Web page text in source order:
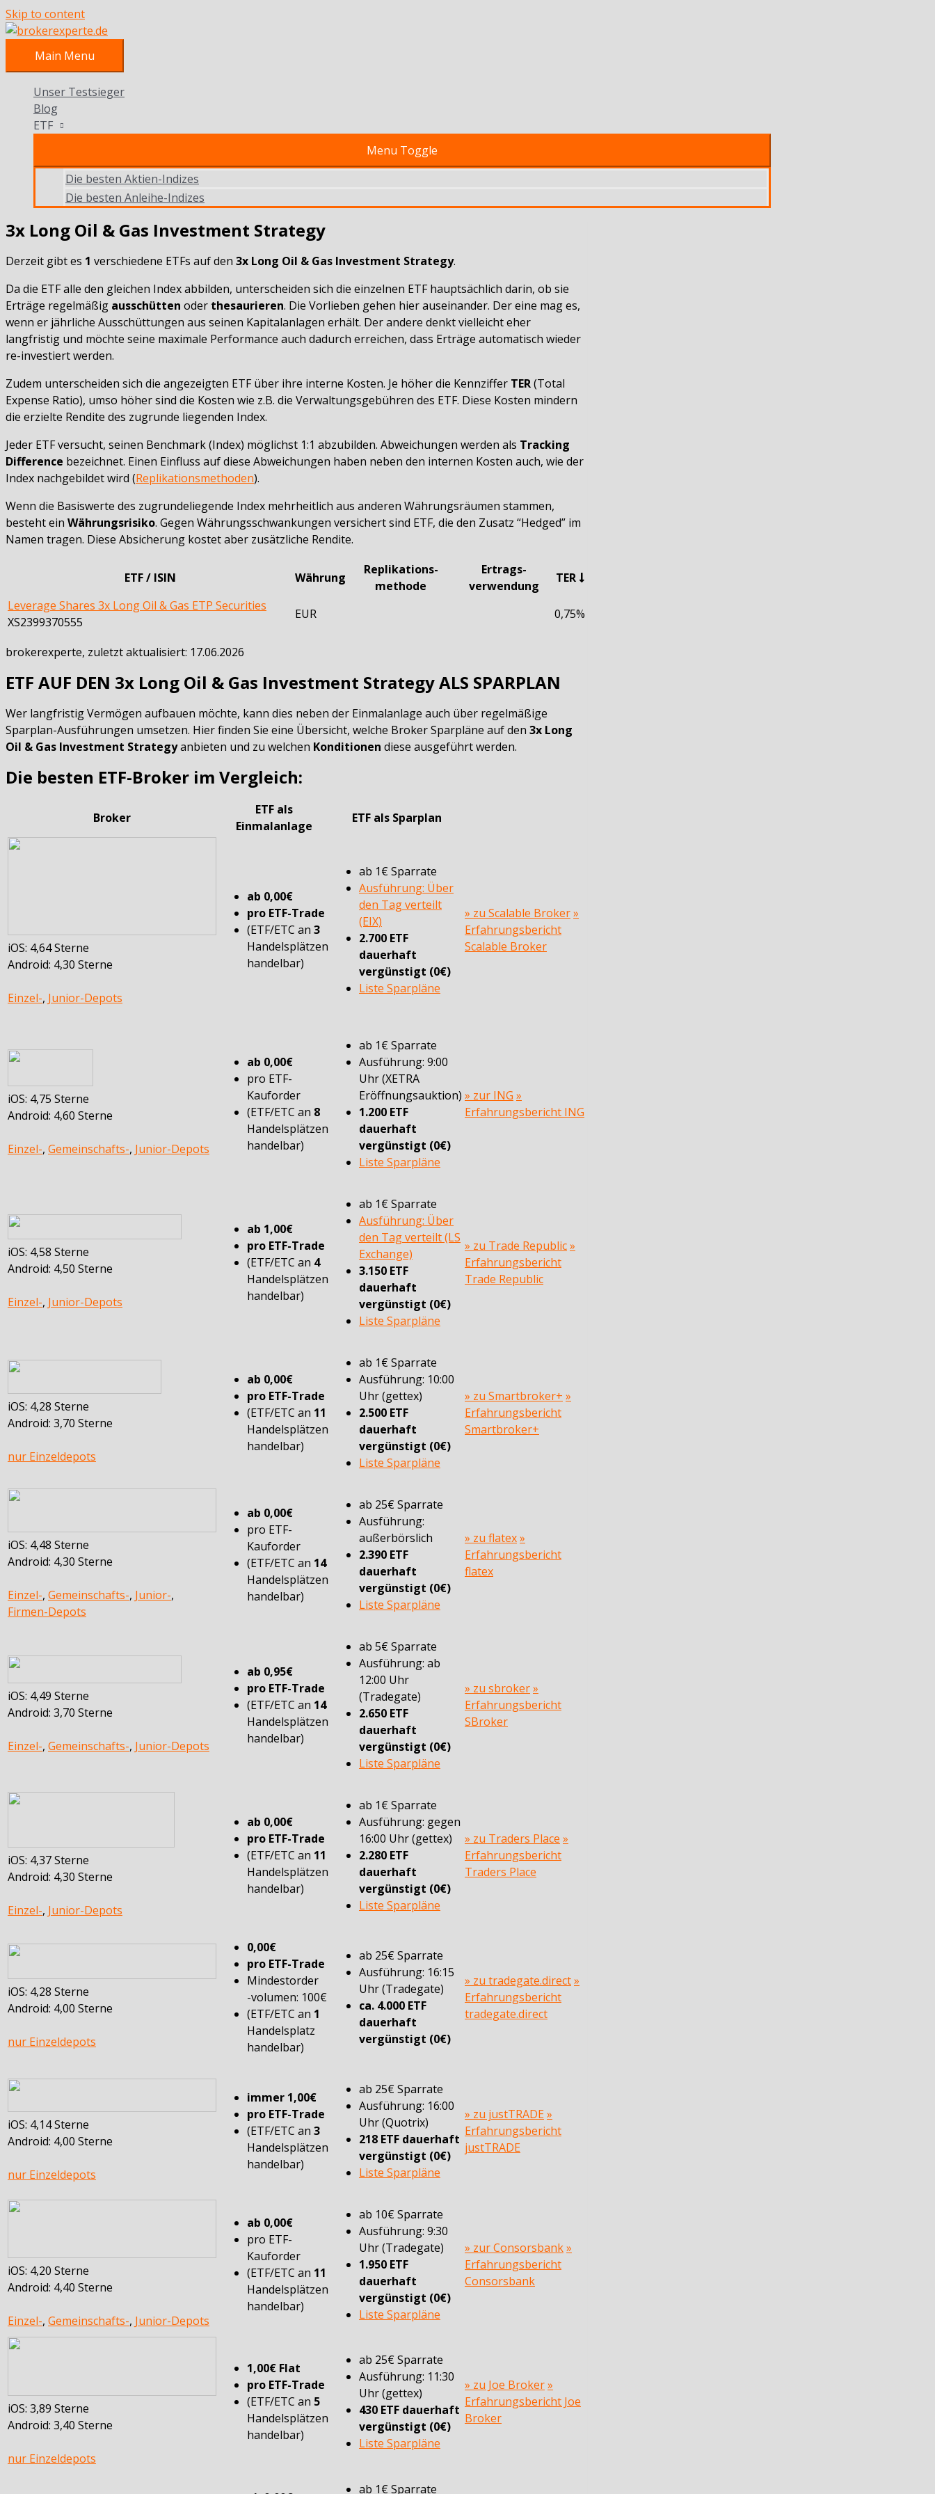
Skip to content
Main Menu
Unser Testsieger
Blog
ETF
Menu Toggle
Die besten Aktien-Indizes
Die besten Anleihe-Indizes
3x Long Oil & Gas Investment Strategy
Derzeit gibt es 1 verschiedene ETFs auf den 3x Long Oil & Gas Investment Strategy.
Da die ETF alle den gleichen Index abbilden, unterscheiden sich die einzelnen ETF hauptsächlich darin, ob sie
Erträge regelmäßig ausschütten oder thesaurieren. Die Vorlieben gehen hier auseinander. Der eine mag es,
wenn er jährliche Ausschüttungen aus seinen Kapitalanlagen erhält. Der andere denkt vielleicht eher
langfristig und möchte seine maximale Performance auch dadurch erreichen, dass Erträge automatisch wieder
re-investiert werden.
Zudem unterscheiden sich die angezeigten ETF über ihre interne Kosten. Je höher die Kennziffer TER(Total
Expense Ratio), umso höher sind die Kosten wie z.B. die Verwaltungsgebühren des ETF. Diese Kosten mindern
die erzielte Rendite des zugrunde liegenden Index.
Jeder ETF versucht, seinen Benchmark (Index) möglichst 1:1 abzubilden. Abweichungen werden als Tracking
Difference bezeichnet. Einen Einfluss auf diese Abweichungen haben neben den internen Kosten auch, wie der
Index nachgebildet wird (Replikationsmethoden).
Wenn die Basiswerte des zugrundeliegende Index mehrheitlich aus anderen Währungsräumen stammen,
besteht ein Währungsrisiko. Gegen Währungsschwankungen versichert sind ETF, die den Zusatz “Hedged” im
Namen tragen. Diese Absicherung kostet aber zusätzliche Rendite.
ETF / ISIN Währung
Replikations-
methode
Ertrags-
verwendung
TER
Leverage Shares 3x Long Oil & Gas ETP Securities
XS2399370555
EUR 0,75%
brokerexperte, zuletzt aktualisiert: 17.06.2026
ETF AUF DEN 3x Long Oil & Gas Investment Strategy ALS SPARPLAN
Wer langfristig Vermögen aufbauen möchte, kann dies neben der Einmalanlage auch über regelmäßige
Sparplan-Ausführungen umsetzen. Hier finden Sie eine Übersicht, welche Broker Sparpläne auf den 3x Long
Oil & Gas Investment Strategyanbieten und zu welchen Konditionen diese ausgeführt werden.
Die besten ETF-Broker im Vergleich:
Broker
ETF als
Einmalanlage
ETF als Sparplan
iOS: 4,64 Sterne
Android: 4,30 Sterne
Einzel-, Junior-Depots
ab 0,00€
pro ETF-Trade
(ETF/ETC an 3
Handelsplätzen
handelbar)
ab 1€ Sparrate
Ausführung: Über
den Tag verteilt
(EIX)
2.700 ETF
dauerhaft
vergünstigt (0€)
Liste Sparpläne
» zu Scalable Broker»
Erfahrungsbericht
Scalable Broker
iOS: 4,75 Sterne
Android: 4,60 Sterne
Einzel-, Gemeinschafts-, Junior-Depots
ab 0,00€
pro ETF-
Kauforder
(ETF/ETC an 8
Handelsplätzen
handelbar)
ab 1€ Sparrate
Ausführung: 9:00
Uhr (XETRA
Eröffnungsauktion)
1.200 ETF
dauerhaft
vergünstigt (0€)
Liste Sparpläne
» zur ING »
Erfahrungsbericht ING
iOS: 4,58 Sterne
Android: 4,50 Sterne
Einzel-, Junior-Depots
ab 1,00€
pro ETF-Trade
(ETF/ETC an 4
Handelsplätzen
handelbar)
ab 1€ Sparrate
Ausführung: Über
den Tag verteilt (LS
Exchange)
3.150 ETF
dauerhaft
vergünstigt (0€)
Liste Sparpläne
» zu Trade Republic»
Erfahrungsbericht
Trade Republic
iOS: 4,28 Sterne
Android: 3,70 Sterne
nur Einzeldepots
ab 0,00€
pro ETF-Trade
(ETF/ETC an 11
Handelsplätzen
handelbar)
ab 1€ Sparrate
Ausführung: 10:00
Uhr (gettex)
2.500 ETF
dauerhaft
vergünstigt (0€)
Liste Sparpläne
» zu Smartbroker+ »
Erfahrungsbericht
Smartbroker+
iOS: 4,48 Sterne
Android: 4,30 Sterne
Einzel-, Gemeinschafts-, Junior-,
Firmen-Depots
ab 0,00€
pro ETF-
Kauforder
(ETF/ETC an 14
Handelsplätzen
handelbar)
ab 25€ Sparrate
Ausführung:
außerbörslich
2.390 ETF
dauerhaft
vergünstigt (0€)
Liste Sparpläne
» zu flatex»
Erfahrungsbericht
flatex
iOS: 4,49 Sterne
Android: 3,70 Sterne
Einzel-, Gemeinschafts-, Junior-Depots
ab 0,95€
pro ETF-Trade
(ETF/ETC an 14
Handelsplätzen
handelbar)
ab 5€ Sparrate
Ausführung: ab
12:00 Uhr
(Tradegate)
2.650 ETF
dauerhaft
vergünstigt (0€)
Liste Sparpläne
» zu sbroker»
Erfahrungsbericht
SBroker
iOS: 4,37 Sterne
Android: 4,30 Sterne
Einzel-, Junior-Depots
ab 0,00€
pro ETF-Trade
(ETF/ETC an 11
Handelsplätzen
handelbar)
ab 1€ Sparrate
Ausführung: gegen
16:00 Uhr (gettex)
2.280 ETF
dauerhaft
vergünstigt (0€)
Liste Sparpläne
» zu Traders Place »
Erfahrungsbericht
Traders Place
iOS: 4,28 Sterne
Android: 4,00 Sterne
nur Einzeldepots
0,00€
pro ETF-Trade
Mindestorder
-volumen: 100€
(ETF/ETC an 1
Handelsplatz
handelbar)
ab 25€ Sparrate
Ausführung: 16:15
Uhr (Tradegate)
ca. 4.000 ETF
dauerhaft
vergünstigt (0€)
» zu tradegate.direct»
Erfahrungsbericht
tradegate.direct
iOS: 4,14 Sterne
Android: 4,00 Sterne
nur Einzeldepots
immer 1,00€
pro ETF-Trade
(ETF/ETC an 3
Handelsplätzen
handelbar)
ab 25€ Sparrate
Ausführung: 16:00
Uhr (Quotrix)
218 ETF dauerhaft
vergünstigt (0€)
Liste Sparpläne
» zu justTRADE»
Erfahrungsbericht
justTRADE
iOS: 4,20 Sterne
Android: 4,40 Sterne
Einzel-, Gemeinschafts-, Junior-Depots
ab 0,00€
pro ETF-
Kauforder
(ETF/ETC an 11
Handelsplätzen
handelbar)
ab 10€ Sparrate
Ausführung: 9:30
Uhr (Tradegate)
1.950 ETF
dauerhaft
vergünstigt (0€)
Liste Sparpläne
» zur Consorsbank»
Erfahrungsbericht
Consorsbank
iOS: 3,89 Sterne
Android: 3,40 Sterne
nur Einzeldepots
1,00€ Flat
pro ETF-Trade
(ETF/ETC an 5
Handelsplätzen
handelbar)
ab 25€ Sparrate
Ausführung: 11:30
Uhr (gettex)
430 ETF dauerhaft
vergünstigt (0€)
Liste Sparpläne
» zu Joe Broker»
Erfahrungsbericht Joe
Broker
ab 1€ Sparrate